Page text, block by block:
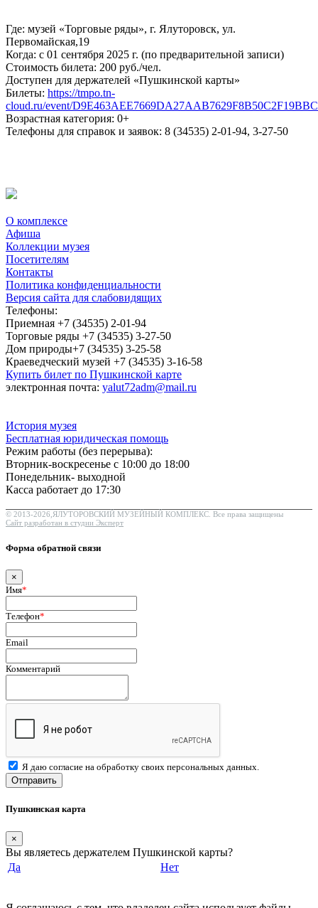
Где: музей «Торговые ряды», г. Ялуторовск, ул.
Первомайская,19
Когда: с 01 сентября 2025 г. (по предварительной записи)
Стоимость билета: 200 руб./чел.
Доступен для держателей «Пушкинской карты»
Билеты: https://tmpo.tn-
cloud.ru/event/
Возрастная категория: 0+
Телефоны для справок и заявок: 8 (34535) 2-01-94, 3-27-50
О комплексе
Афиша
Коллекции музея
Посетителям
Контакты
Политика конфиденциальности
Версия сайта для слабовидящих
Телефоны:
Приемная +7 (34535) 2-01-94
Торговые ряды +7 (34535) 3-27-50
Дом природы+7 (34535) 3-25-58
Краеведческий музей +7 (34535) 3-16-58
Купить билет по Пушкинской карте
электронная почта: yalut72adm@mail.ru
История музея
Бесплатная юридическая помощь
Режим работы (без перерыва):
Вторник-воскресенье с 10:00 до 18:00
Понедельник- выходной
Касса работает до 17:30
© 2013-2026,ЯЛУТОРОВСКИЙ МУЗЕЙНЫЙ КОМПЛЕКС. Все права защищены
Сайт разработан в студии Эксперт
Форма обратной связи
×
Имя*
Телефон*
Email
Комментарий
Я даю согласие на обработку своих персональных данных.
Отправить
Пушкинская карта
×
Вы являетесь держателем Пушкинской карты?
Да
Нет